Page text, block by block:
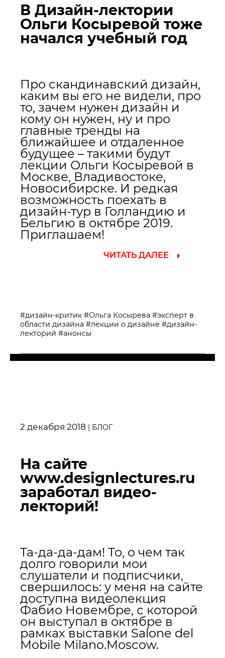
В Дизайн-лектории
Ольги Косыревой тоже
начался учебный год
Про скандинавский дизайн,
каким вы его не видели, про
то, зачем нужен дизайн и
кому он нужен, ну и про
главные тренды на
ближайшее и отдаленное
будущее – такими будут
лекции Ольги Косыревой в
Москве, Владивостоке,
Новосибирске. И редкая
возможность поехать в
дизайн-тур в Голландию и
Бельгию в октябре 2019.
Приглашаем!
ЧИТАТЬ ДАЛЕЕ
#дизайн-критик #Ольга Косырева #эксперт в
области дизайна #лекции о дизайне #дизайн-
лекторий #анонсы
2 декабря 2018 | БЛОГ
На сайте
www.designlectures.ru
заработал видео-
лекторий!
Та-да-да-дам! То, о чем так
долго говорили мои
слушатели и подписчики,
свершилось: у меня на сайте
доступна видеолекция
Фабио Новембре, с которой
он выступал в октябре в
рамках выставки Salone del
Mobile Milano.Moscow.